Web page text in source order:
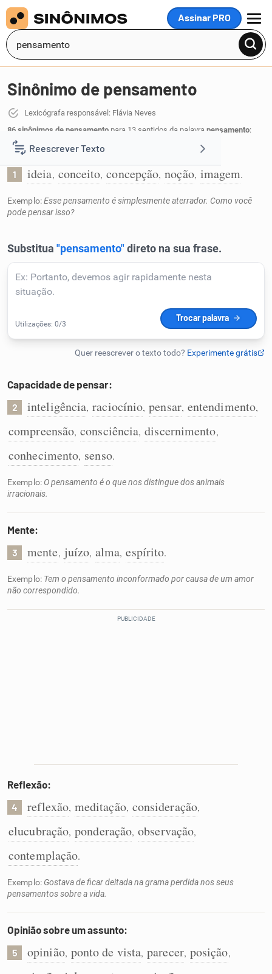
Assinar PRO
MENU
Reescrever Texto
Resumir Texto
Corrigir Texto
Detector de IA
Humanizador de IA
Cata-letras
Conexões
Dicionário
Sinônimo de pensamento
Lexicógrafa responsável: Flávia Neves
86 sinônimos de pensamento para 13 sentidos da palavra pensamento:
Ideia que se pensa:
1 ideia, conceito, concepção, noção, imagem.
Exemplo:Esse pensamento é simplesmente aterrador. Como você
pode pensar isso?
Capacidade de pensar:
2 inteligência, raciocínio, pensar, entendimento,
compreensão, consciência, discernimento,
conhecimento, senso.
Exemplo: O pensamento é o que nos distingue dos animais
irracionais.
Mente:
3 mente, juízo, alma, espírito.
Exemplo: Tem o pensamento inconformado por causa de um amor
não correspondido.
Reflexão:
4 reflexão, meditação, consideração,
elucubração, ponderação, observação,
contemplação.
Exemplo: Gostava de ficar deitada na grama perdida nos seus
pensamentos sobre a vida.
Opinião sobre um assunto:
5 opinião, ponto de vista, parecer, posição,